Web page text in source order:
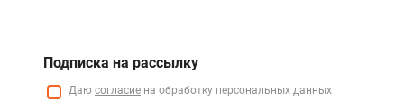
Подписка на рассылку
Даю согласие на обработку персональных данных